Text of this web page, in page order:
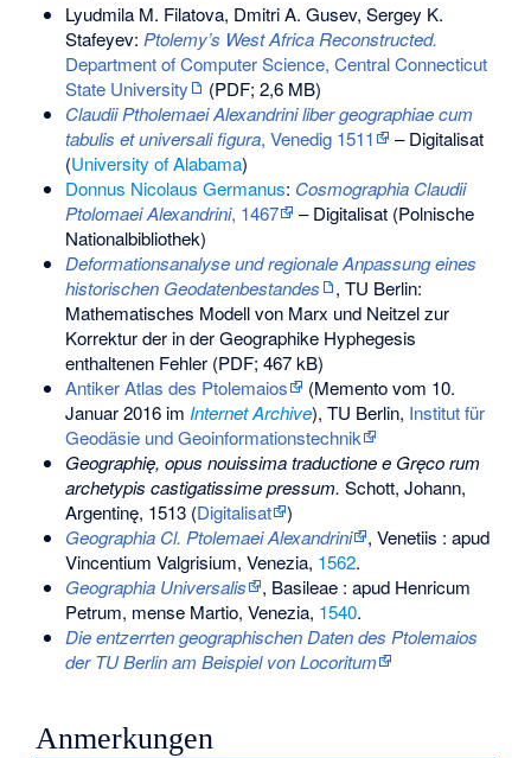
Lyudmila M. Filatova, Dmitri A. Gusev, Sergey K.
Stafeyev: Ptolemy’s West Africa Reconstructed.
Department of Computer Science, Central Connecticut
State University
(PDF; 2,6 MB)
Claudii Ptholemaei Alexandrini liber geographiae cum
tabulis et universali figura, Venedig 1511
– Digitalisat
(University of Alabama)
Donnus Nicolaus Germanus: Cosmographia Claudii
Ptolomaei Alexandrini, 1467
– Digitalisat (Polnische
Nationalbibliothek)
Deformationsanalyse und regionale Anpassung eines
historischen Geodatenbestandes
, TU Berlin:
Mathematisches Modell von Marx und Neitzel zur
Korrektur der in der Geographike Hyphegesis
enthaltenen Fehler (PDF; 467 kB)
Antiker Atlas des Ptolemaios
(Mementovom 10.
Januar 2016 im Internet Archive), TU Berlin, Institut für
Geodäsie und Geoinformationstechnik
Geographię, opus nouissima traductione e Gręco rum
archetypis castigatissime pressum. Schott, Johann,
Argentinę, 1513 (Digitalisat
)
Geographia Cl. Ptolemaei Alexandrini
, Venetiis : apud
Vincentium Valgrisium, Venezia, 1562.
Geographia Universalis
, Basileae : apud Henricum
Petrum, mense Martio, Venezia, 1540.
Die entzerrten geographischen Daten des Ptolemaios
der TU Berlin am Beispiel von Locoritum
Anmerkungen